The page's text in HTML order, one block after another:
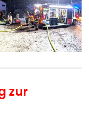
zur